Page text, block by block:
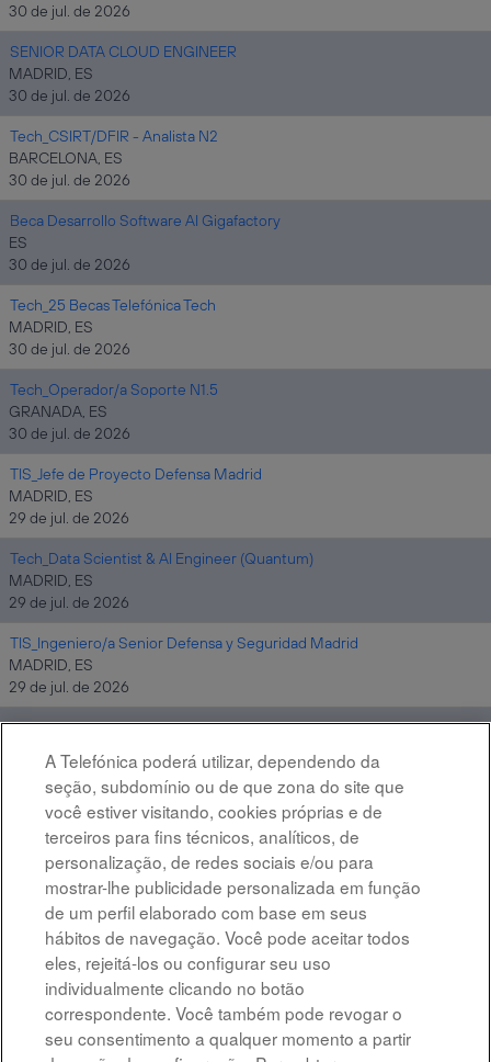
30 de jul. de 2026
SENIOR DATA CLOUD ENGINEER
MADRID, ES
30 de jul. de 2026
Tech_CSIRT/DFIR - Analista N2
BARCELONA, ES
30 de jul. de 2026
Beca Desarrollo Software AI Gigafactory
ES
30 de jul. de 2026
Tech_25 Becas Telefónica Tech
MADRID, ES
30 de jul. de 2026
Tech_Operador/a Soporte N1.5
GRANADA, ES
30 de jul. de 2026
TIS_Jefe de Proyecto Defensa Madrid
MADRID, ES
29 de jul. de 2026
Tech_Data Scientist & AI Engineer (Quantum)
MADRID, ES
29 de jul. de 2026
TIS_Ingeniero/a Senior Defensa y Seguridad Madrid
MADRID, ES
29 de jul. de 2026
TIS_Data Analytics & AI Engineer
29 de jul. de 2026
Resultados
« 2 3 4 5 6 »
Advertência legal
A Telefónica poderá utilizar, dependendo da
seção, subdomínio ou de que zona do site que
você estiver visitando, cookies próprias e de
terceiros para fins técnicos, analíticos, de
personalização, de redes sociais e/ou para
mostrar-lhe publicidade personalizada em função
de um perfil elaborado com base em seus
hábitos de navegação. Você pode aceitar todos
eles, rejeitá-los ou configurar seu uso
individualmente clicando no botão
correspondente. Você também pode revogar o
seu consentimento a qualquer momento a partir